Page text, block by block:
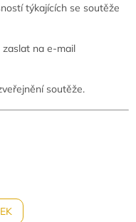
týkajících se soutěže
zaslat na e-mail
soutěže.